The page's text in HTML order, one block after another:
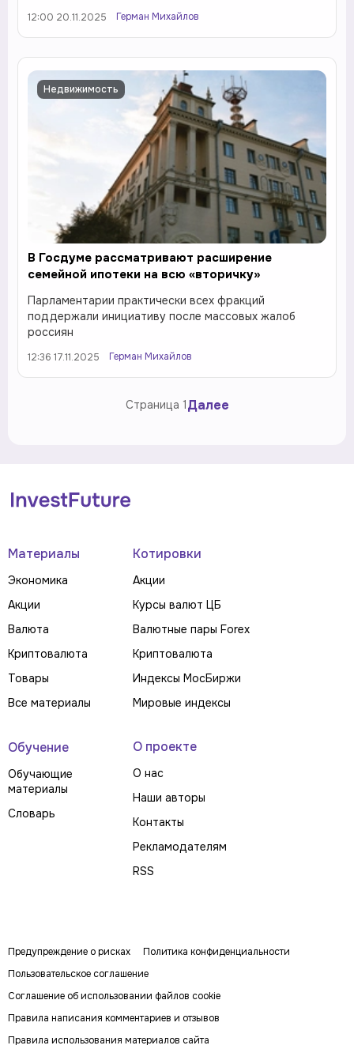
12:00 20.11.2025 Герман Михайлов
Недвижимость
В Госдуме рассматривают расширение
семейной ипотеки на всю «вторичку»
Парламентарии практически всех фракций
поддержали инициативу после массовых жалоб
россиян
12:36 17.11.2025 Герман Михайлов
Страница 1 Далее
Материалы
Экономика
Акции
Валюта
Криптовалюта
Товары
Все материалы
Котировки
Акции
Курсы валют ЦБ
Валютные пары Forex
Криптовалюта
Индексы МосБиржи
Мировые индексы
Обучение
Обучающие
материалы
Словарь
О проекте
О нас
Наши авторы
Контакты
Рекламодателям
RSS
Предупреждение о рисках
Политика конфиденциальности
Пользовательское соглашение
Соглашение об использовании файлов cookie
Правила написания комментариев и отзывов
Правила использования материалов сайта